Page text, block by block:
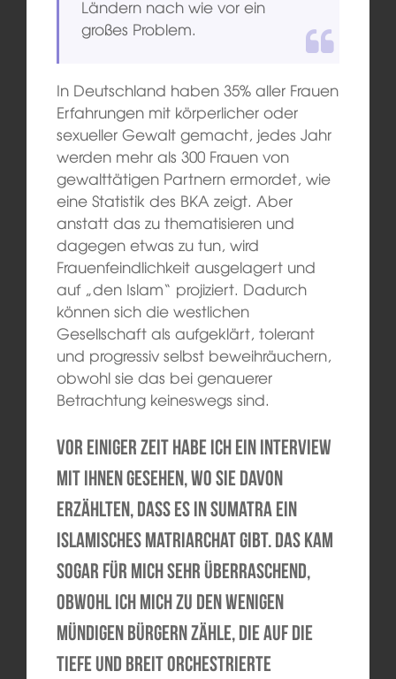
Ländern nach wie vor ein
großes Problem.
In Deutschland haben 35% aller Frauen
Erfahrungen mit körperlicher oder
sexueller Gewalt gemacht, jedes Jahr
werden mehr als 300 Frauen von
gewalttätigen Partnern ermordet, wie
eine Statistik des BKA zeigt. Aber
anstatt das zu thematisieren und
dagegen etwas zu tun, wird
Frauenfeindlichkeit ausgelagert und
auf „den Islam“ projiziert. Dadurch
können sich die westlichen
Gesellschaft als aufgeklärt, tolerant
und progressiv selbst beweihräuchern,
obwohl sie das bei genauerer
Betrachtung keineswegs sind.
Vor einiger Zeit habe ich ein Interview
mit Ihnen gesehen, wo Sie davon
erzählten, dass es in Sumatra ein
islamisches Matriarchat gibt. Das kam
sogar für mich sehr überraschend,
obwohl ich mich zu den wenigen
mündigen Bürgern zähle, die auf die
tiefe und breit orchestrierte